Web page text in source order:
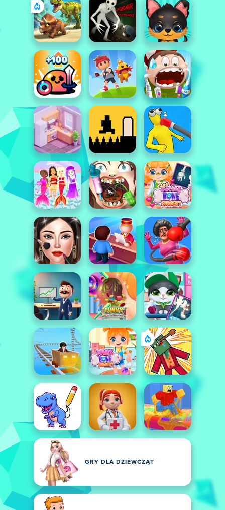
GRY DLA DZIEWCZĄT